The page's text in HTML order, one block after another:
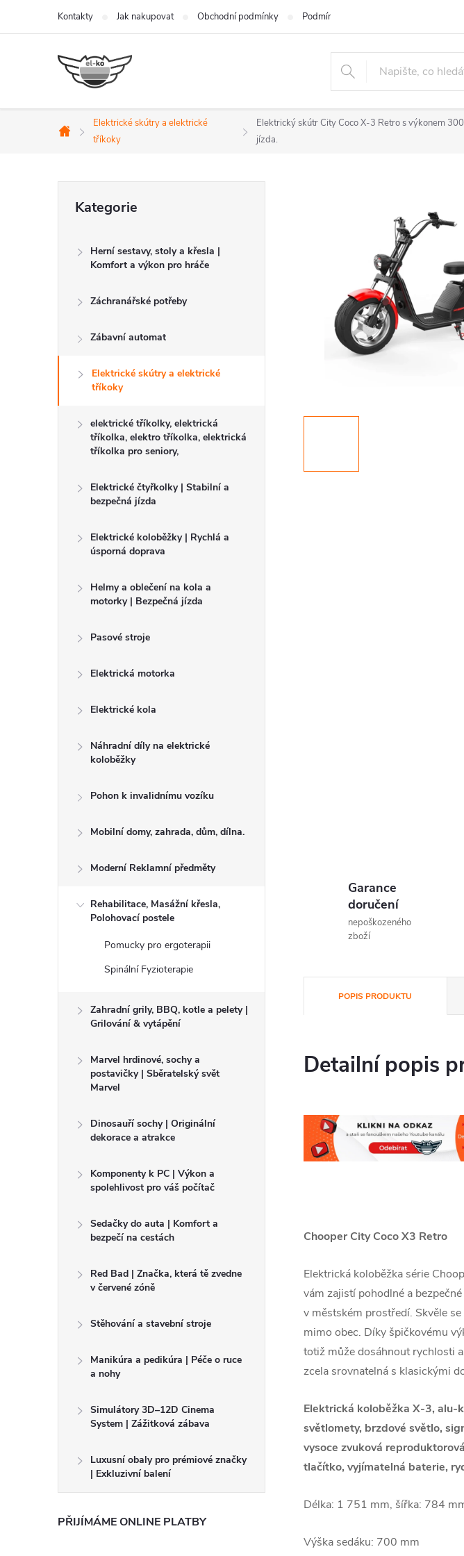
Kontakty Jak nakupovat Obchodní podmínky Podmínky ochrany osobních údajů
Domů
Elektrické skútry a elektrické
tříkoky
Elektrický skútr City Coco X-3 Retro s výkonem
jízda.
n
kategorie
Kategorie
Herní sestavy, stoly a křesla |
Komfort a výkon pro hráče
Záchranářské potřeby
Zábavní automat
Elektrické skútry a elektrické
tříkoky
elektrické tříkolky, elektrická
tříkolka, elektro tříkolka, elektrická
tříkolka pro seniory,
Elektrické čtyřkolky | Stabilní a
bezpečná jízda
Elektrické koloběžky | Rychlá a
úsporná doprava
Helmy a oblečení na kola a
motorky | Bezpečná jízda
Pasové stroje
Elektrická motorka
Elektrické kola
Náhradní díly na elektrické
koloběžky
Pohon k invalidnímu vozíku
Mobilní domy, zahrada, dům, dílna.
Moderní Reklamní předměty
Rehabilitace, Masážní křesla,
Polohovací postele
Pomucky pro ergoterapii
Spinální Fyzioterapie
Zahradní grily, BBQ, kotle a pelety |
Grilování & vytápění
Marvel hrdinové, sochy a
postavičky | Sběratelský svět
Marvel
Dinosauří sochy | Originální
dekorace a atrakce
Komponenty k PC | Výkon a
spolehlivost pro váš počítač
Sedačky do auta | Komfort a
bezpečí na cestách
Red Bad | Značka, která tě zvedne
v červené zóně
Stěhování a stavební stroje
Manikúra a pedikúra | Péče o ruce
a nohy
Simulátory 3D–12D Cinema
System | Zážitková zábava
Luxusní obaly pro prémiové značky
| Exkluzivní balení
PŘIJÍMÁME ONLINE PLATBY
Garance
doručení
nepoškozeného
zboží
POPIS PRODUKTU
Detailní popis
Chooper City Coco X3 Retro
Elektrická koloběžka série
vám zajistí pohodlné a
v městském prostředí. Skvěle
mimo obec. Díky špičkovému
totiž může dosáhnout rychlosti
zcela srovnatelná s klasickými
Elektrická koloběžka X-3, alu-
světlomety, brzdové světlo,
vysoce zvuková
tlačítko, vyjímatelná baterie,
Délka: 1 751 mm, šířka: 784
Výška sedáku: 700 mm